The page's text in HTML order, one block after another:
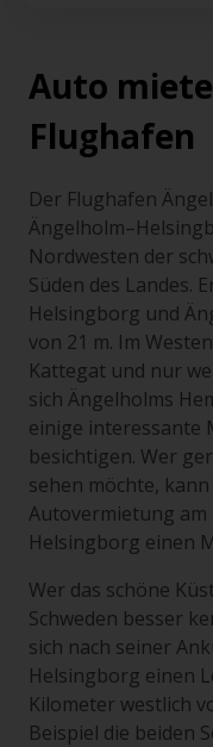
Auto
Flughafen
Der Flughafen
Nordwesten der
Süden des Landes.
Helsingborg und
von 21 m. Im
Kattegat und nur
sich Ängelholms
einige interessante
besichtigen. Wer
sehen möchte,
Autovermietung am
Helsingborg einen
Wer das schöne
Schweden besser
sich nach seiner
Helsingborg einen
Kilometer westlich
Beispiel die beiden